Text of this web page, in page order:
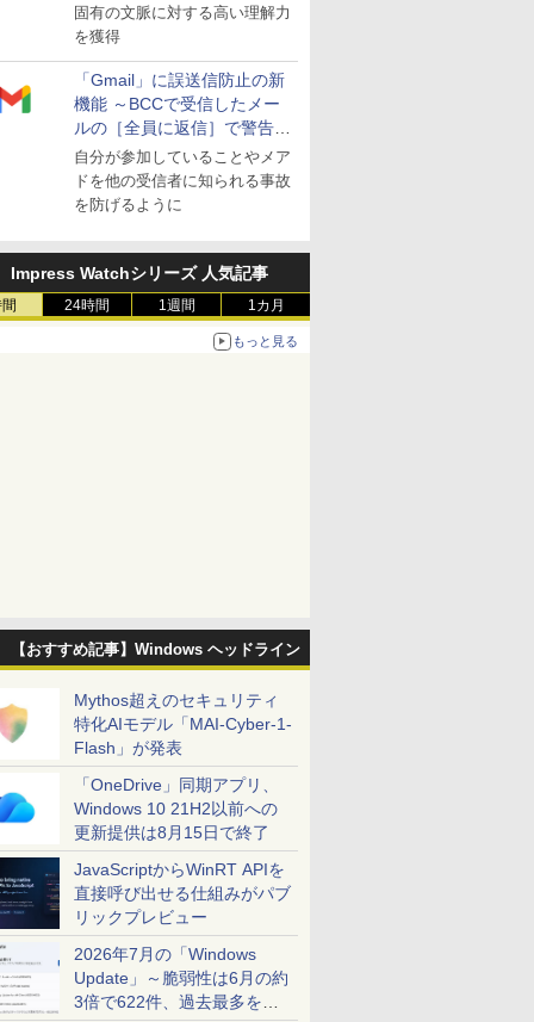
固有の文脈に対する高い理解力
を獲得
「Gmail」に誤送信防止の新
機能 ～BCCで受信したメー
ルの［全員に返信］で警告を
表示
自分が参加していることやメア
ドを他の受信者に知られる事故
を防げるように
Impress Watchシリーズ 人気記事
24時間 1週間 1カ月
もっと見る
【おすすめ記事】Windows ヘッドライン
Mythos超えのセキュリティ
特化AIモデル「MAI-Cyber-1-
Flash」が発表
「OneDrive」同期アプリ、
Windows 10 21H2以前への
更新提供は8月15日で終了
JavaScriptからWinRT APIを
直接呼び出せる仕組みがパブ
リックプレビュー
2026年7月の「Windows
Update」～脆弱性は6月の約
3倍で622件、過去最多を大